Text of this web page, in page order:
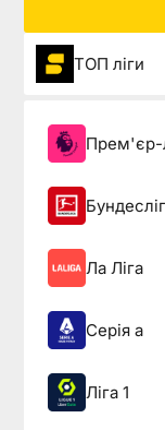
ТОП ліги
Прем'єр-
Ла Ліга
Серія а
Ліга 1